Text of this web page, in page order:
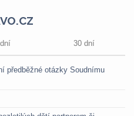
30 dní
předběžné otázky Soudnímu